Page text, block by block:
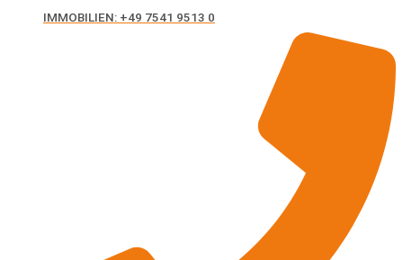
IMMOBILIEN: +49 7541 9513 0